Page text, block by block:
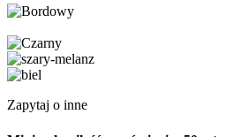
Zapytaj o inne